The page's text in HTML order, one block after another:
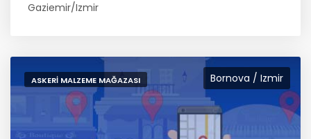
Gaziemir/Izmir
Bornova / Izmir
ASKERI MALZEME MAĞAZASI